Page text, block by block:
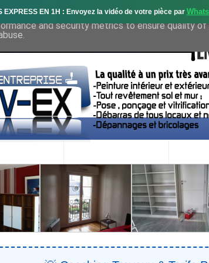
EXPRESS EN 1H : Envoyez la vidéo de votre pièce par
its services and to analyze traffic. Your IP
and security metrics to ensure quality